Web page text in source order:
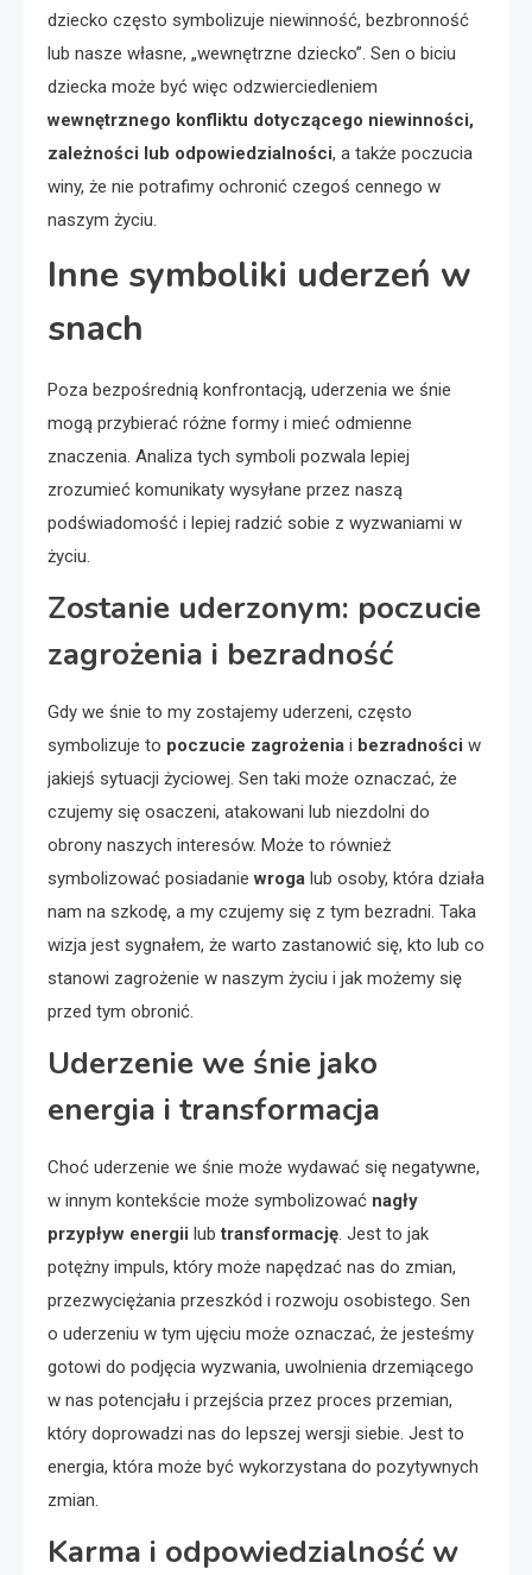
dziecko często symbolizuje niewinność, bezbronność
lub nasze własne, „wewnętrzne dziecko”. Sen o biciu
dziecka może być więc odzwierciedleniem
wewnętrznego konfliktu dotyczącego niewinności,
zależności lub odpowiedzialności, a także poczucia
winy, że nie potrafimy ochronić czegoś cennego w
naszym życiu.
Inne symboliki uderzeń w
snach
Poza bezpośrednią konfrontacją, uderzenia we śnie
mogą przybierać różne formy i mieć odmienne
znaczenia. Analiza tych symboli pozwala lepiej
zrozumieć komunikaty wysyłane przez naszą
podświadomość i lepiej radzić sobie z wyzwaniami w
życiu.
Zostanie uderzonym: poczucie
zagrożenia i bezradność
Gdy we śnie to my zostajemy uderzeni, często
symbolizuje to poczucie zagrożenia i bezradności w
jakiejś sytuacji życiowej. Sen taki może oznaczać, że
czujemy się osaczeni, atakowani lub niezdolni do
obrony naszych interesów. Może to również
symbolizować posiadaniewroga lub osoby, która działa
nam na szkodę, a my czujemy się z tym bezradni. Taka
wizja jest sygnałem, że warto zastanowić się, kto lub co
stanowi zagrożenie w naszym życiu i jak możemy się
przed tym obronić.
Uderzenie we śnie jako
energia i transformacja
Choć uderzenie we śnie może wydawać się negatywne,
w innym kontekście może symbolizować nagły
przypływ energii lubtransformację. Jest to jak
potężny impuls, który może napędzać nas do zmian,
przezwyciężania przeszkód i rozwoju osobistego. Sen
o uderzeniu w tym ujęciu może oznaczać, że jesteśmy
gotowi do podjęcia wyzwania, uwolnienia drzemiącego
w nas potencjału i przejścia przez proces przemian,
który doprowadzi nas do lepszej wersji siebie. Jest to
energia, która może być wykorzystana do pozytywnych
zmian.
Karma i odpowiedzialność w